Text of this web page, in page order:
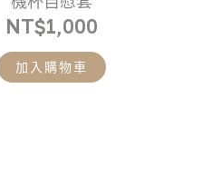
NT$1,000
加入購物車